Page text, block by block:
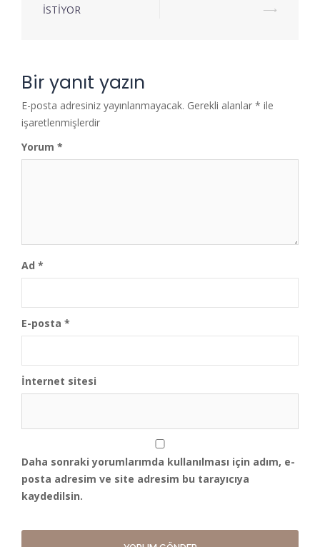
İSTİYOR
⟶
Bir yanıt yazın
E-posta adresiniz yayınlanmayacak. Gerekli alanlar * ile
işaretlenmişlerdir
Yorum *
Ad *
E-posta *
İnternet sitesi
Daha sonraki yorumlarımda kullanılması için adım, e-
posta adresim ve site adresim bu tarayıcıya
kaydedilsin.